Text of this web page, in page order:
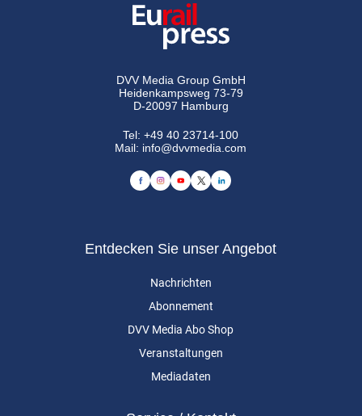
DVV Media Group GmbH
Heidenkampsweg 73-79
D-20097 Hamburg
Tel:+49 40 23714-100
Mail: info@dvvmedia.com
Entdecken Sie unser Angebot
Nachrichten
Abonnement
DVV Media Abo Shop
Veranstaltungen
Mediadaten